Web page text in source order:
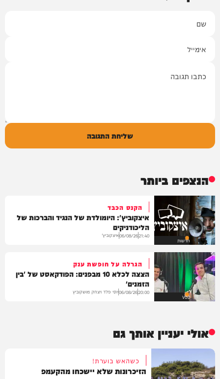
שליחת התגובה
הנצפים ביותר
חדשות
הקנס הכבד
איצקוביץ': היומולדת של הנגיד והברכות של
הליכודניקים
21:40
06/08/26איצקוביץ'
VOD
הגרלה על חופשת ענק
הצצה לכלא 10 מבפנים: הפודקאסט של 'בין
הזמנים'
20:00
06/08/26יוסי פלד ויצחק מושקוביץ
אולי יעניין אותך גם
כשהאש בוערת!
הזיכרונות שלא יישכחו מהקעמפ